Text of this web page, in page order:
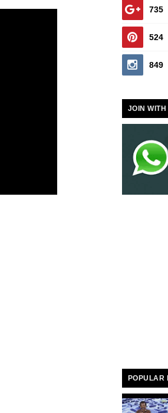
735
524
849
JOIN
POPULAR